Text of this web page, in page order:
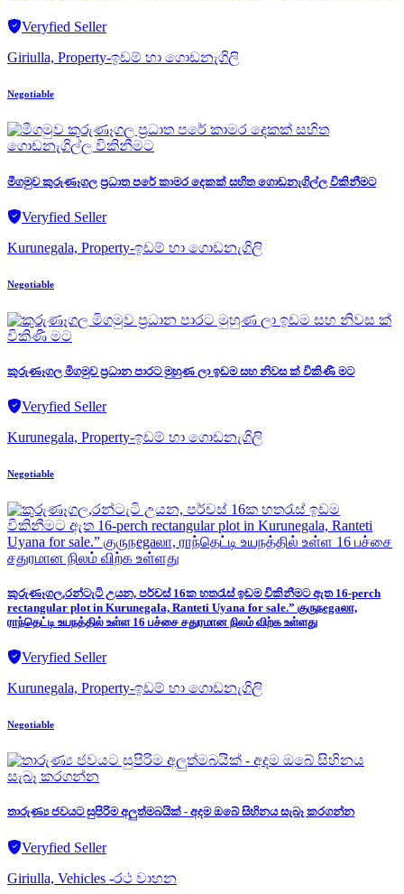
Veryfied Seller
Giriulla, Property-ඉඩම් හා ගොඩනැගිලි
Negotiable
මීගමුව කුරුණෑගල ප්‍රධාත පරේ කාමර දෙකක් සහිත ගොඩනැගිල්ල විකිනීමට
Veryfied Seller
Kurunegala, Property-ඉඩම් හා ගොඩනැගිලි
Negotiable
කුරුණෑගල මිගමුව ප්‍රධාන පාරට මුහුණ ලා ඉඩම සහ නිවස ක් විකිණී මට
Veryfied Seller
Kurunegala, Property-ඉඩම් හා ගොඩනැගිලි
Negotiable
කුරුණෑගල,රන්ටැටි උයන, පර්චස් 16ක හතරැස් ඉඩම විකිනීමට ඇත 16‑perch
rectangular plot in Kurunegala, Ranteti Uyana for sale.” குருநegaலா,
ராந்தெட்டி உயநத்தில் உள்ள 16 பச்சை சதுரமான நிலம் விற்க உள்ளது
Veryfied Seller
Kurunegala, Property-ඉඩම් හා ගොඩනැගිලි
Negotiable
තාරුණ්‍ය ජවයට සුපිරිම අලුත්මබයික් - අදම ඔබේ සිහිනය සැබෑ කරගන්න
Veryfied Seller
Giriulla, Vehicles -රථ වාහන